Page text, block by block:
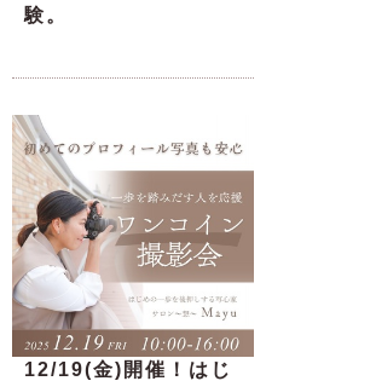
験。
12/19(金)開催！はじ